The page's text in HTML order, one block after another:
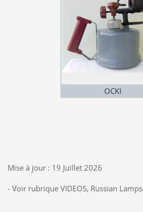
OCKI
Mise à jour : 19 Juillet 2026
- Voir rubrique VIDEOS, Russian Lamps